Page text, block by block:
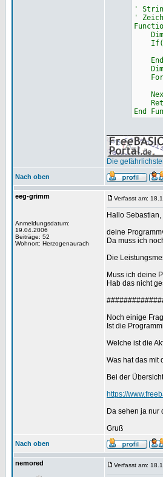
'
'
Dim
If(
Dim
For i
End
Die
Nach oben
eeg-grimm
Anmeldungsdatum:
19.04.2006
Beiträge: 52
Wohnort: Herzogenaurach
Verfasst am:
Hallo Sebastian,
deine
Da muss ich
Die
Muss ich deine
Hab das nicht
Noch einige
Ist die
Welche ist die
Was hat das mit
Bei der
https://
Da sehen ja nur
Gruß
Nach oben
nemored Verfasst am: